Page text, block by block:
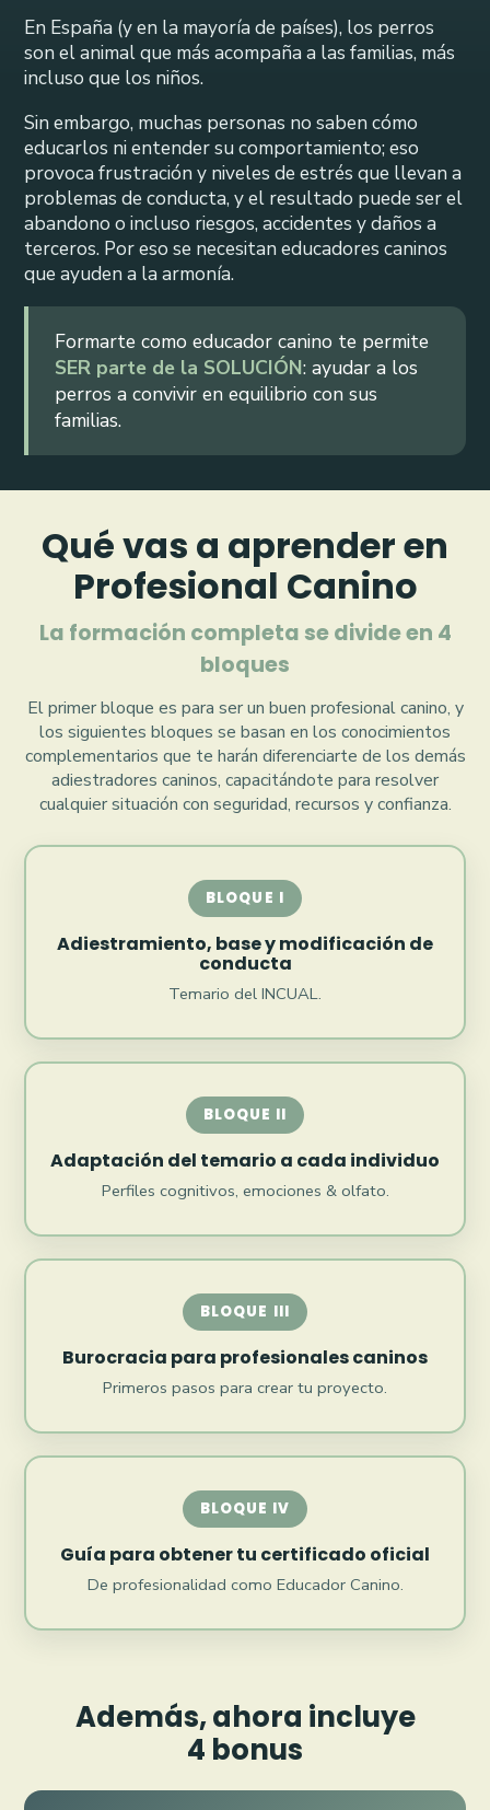
En España (y en la mayoría de países), los perros
son el animal que más acompaña a las familias, más
incluso que los niños.
Sin embargo, muchas personas no saben cómo
educarlos ni entender su comportamiento; eso
provoca frustración y niveles de estrés que llevan a
problemas de conducta, y el resultado puede ser el
abandono o incluso riesgos, accidentes y daños a
terceros. Por eso se necesitan educadores caninos
que ayuden a la armonía.
Formarte como educador canino te permite
SER parte de la SOLUCIÓN: ayudar a los
perros a convivir en equilibrio con sus
familias.
Qué vas a aprender en
Profesional Canino
La formación completa se divide en 4
bloques
El primer bloque es para ser un buen profesional canino, y
los siguientes bloques se basan en los conocimientos
complementarios que te harán diferenciarte de los demás
adiestradores caninos, capacitándote para resolver
cualquier situación con seguridad, recursos y confianza.
BLOQUE I
Adiestramiento, base y modificación de
conducta
Temario del INCUAL.
BLOQUE II
Adaptación del temario a cada individuo
Perfiles cognitivos, emociones & olfato.
BLOQUE III
Burocracia para profesionales caninos
Primeros pasos para crear tu proyecto.
BLOQUE IV
Guía para obtener tu certificado oficial
De profesionalidad como Educador Canino.
Además, ahora incluye
4 bonus